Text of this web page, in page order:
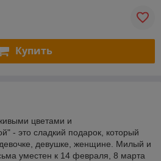
Купить
цветами и
- это сладкий подарок, который
девушке, женщине. Милый и
уместен к 14 февраля, 8 марта